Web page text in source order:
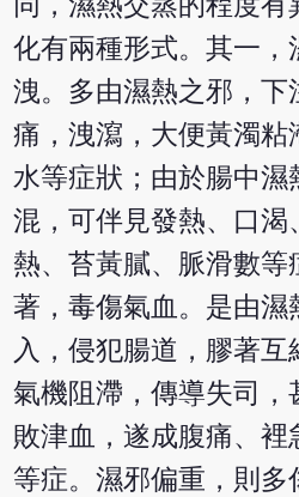
化有兩種形式。其一，
洩。多由濕熱之邪，下
痛，洩瀉，大便黃濁粘
水等症狀；由於腸中濕
混，可伴見發熱、口渴
熱、苔黃膩、脈滑數等
著，毒傷氣血。是由濕
入，侵犯腸道，膠著
氣機阻滯，傳導失司，
敗津血，遂成腹痛、裡
等症。濕邪偏重，則多